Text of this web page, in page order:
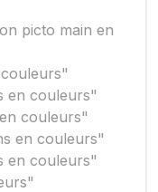
picto main en
en couleurs"
couleurs"
en couleurs"
en couleurs"